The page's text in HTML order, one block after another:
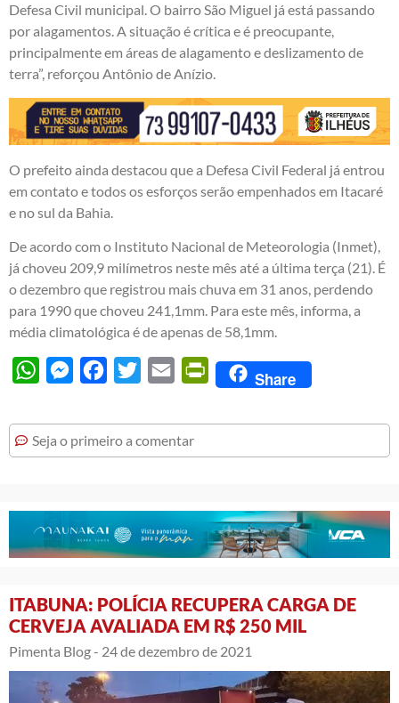
Defesa Civil municipal. O bairro São Miguel já está passando
por alagamentos. A situação é crítica e é preocupante,
principalmente em áreas de alagamento e deslizamento de
terra”, reforçou Antônio de Anízio.
O prefeito ainda destacou que a Defesa Civil Federal já entrou
em contato e todos os esforços serão empenhados em Itacaré
e no sul da Bahia.
De acordo com o Instituto Nacional de Meteorologia (Inmet),
já choveu 209,9 milímetros neste mês até a última terça (21). É
o dezembro que registrou mais chuva em 31 anos, perdendo
para 1990 que choveu 241,1mm. Para este mês, informa, a
média climatológica é de apenas de 58,1mm.
WhatsAppMessengerFacebook
Twitter Email PrintFriendly
Share
Seja o primeiro a comentar
ITABUNA: POLÍCIA RECUPERA CARGA DE
CERVEJA AVALIADA EM R$ 250 MIL
Pimenta Blog - 24 de dezembro de 2021